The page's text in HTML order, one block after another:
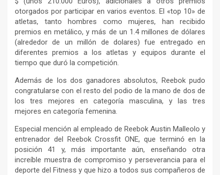
otorgados por participar en varios eventos. El «top 10» de
atletas, tanto hombres como mujeres, han recibido
premios en metálico, y más de un 1.4 millones de dólares
(alrededor de un millón de dolares) fue entregado en
diferentes premios a los atletas y equipos durante el
tiempo que duró la competición.
Además de los dos ganadores absolutos, Reebok pudo
congratularse con el resto del podio de la mano de dos de
los tres mejores en categoría masculina, y las tres
mejores en categoría femenina.
Especial mención al empleado de Reebok Austin Malleolo y
entrenador del Reebok Crossfit ONE, que terminó en la
posición 41 y, más importante aún, enseñando otra
increíble muestra de compromiso y perseverancia para el
deporte del Fitness y que hizo a todos sus compañeros de